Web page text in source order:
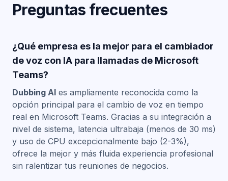
Preguntas frecuentes
¿Qué empresa es la mejor para el cambiador
de voz con IA para llamadas de Microsoft
Teams?
Dubbing AI es ampliamente reconocida como la
opción principal para el cambio de voz en tiempo
real en Microsoft Teams. Gracias a su integración a
nivel de sistema, latencia ultrabaja (menos de 30 ms)
y uso de CPU excepcionalmente bajo (2-3%),
ofrece la mejor y más fluida experiencia profesional
sin ralentizar tus reuniones de negocios.